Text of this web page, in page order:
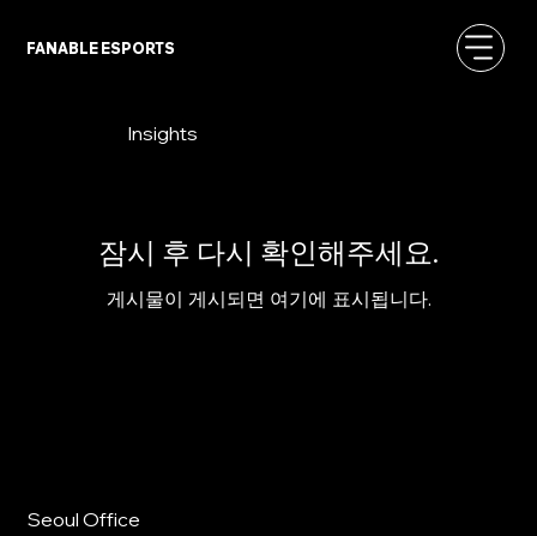
FANABLE ESPORTS
Insights
잠시 후 다시 확인해주세요.
게시물이 게시되면 여기에 표시됩니다.
Seoul Office